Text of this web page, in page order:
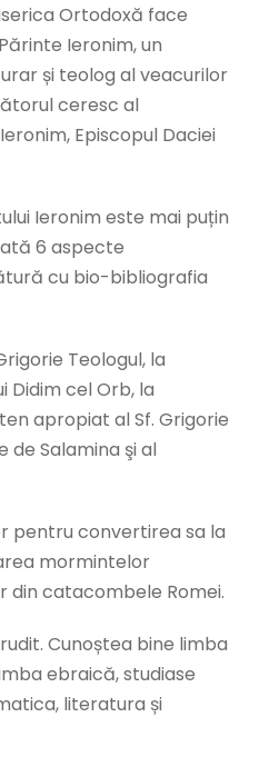
Ortodoxă face
Ieronim, un
și teolog al veacurilor
ceresc al
Episcopul Daciei
Ieronim este mai puțin
6 aspecte
cu bio-bibliografia
Teologul, la
Didim cel Orb, la
apropiat al Sf. Grigorie
de Salamina şi al
pentru convertirea sa la
mormintelor
din catacombele Romei.
Cunoștea bine limba
ebraică, studiase
literatura și